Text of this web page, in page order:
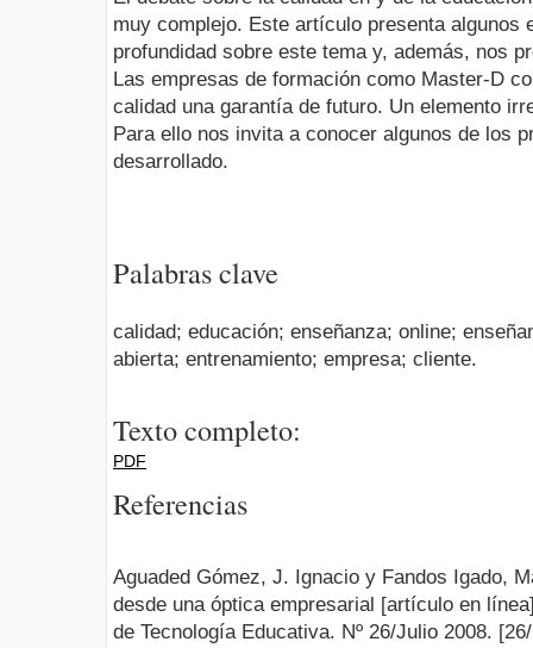
muy complejo. Este artículo presenta algunos
profundidad sobre este tema y, además, nos
Las empresas de formación como Master-D
calidad una garantía de futuro. Un elemento
Para ello nos invita a conocer algunos de los
desarrollado.
Palabras clave
calidad; educación; enseñanza; online;
abierta; entrenamiento; empresa; cliente.
Texto completo:
PDF
Referencias
Aguaded Gómez, J. Ignacio y Fandos Igado,
desde una óptica empresarial [artículo en
de Tecnología Educativa. Nº 26/Julio 2008.